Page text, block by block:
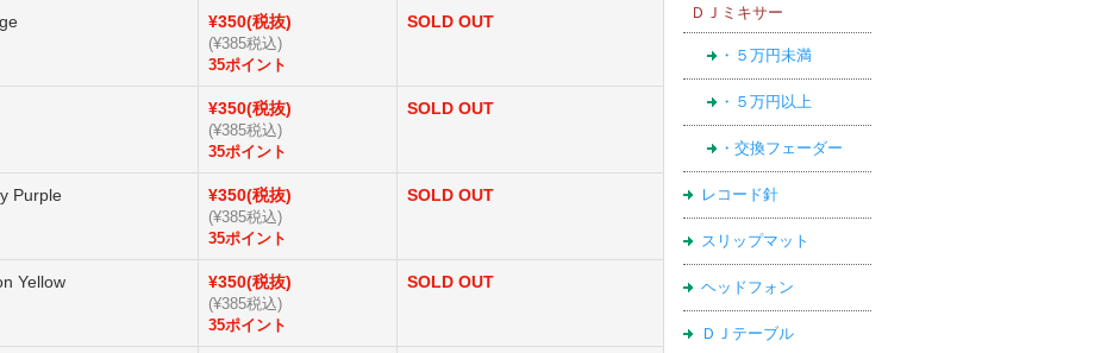
ＤＪミキサー
・５万円未満
・５万円以上
・交換フェーダー
レコード針
スリップマット
ヘッドフォン
ＤＪテーブル
¥350(税抜)
(¥385税込)
35ポイント
SOLD OUT
¥350(税抜)
(¥385税込)
35ポイント
SOLD OUT
Purple ¥350(税抜)
(¥385税込)
35ポイント
SOLD OUT
Yellow ¥350(税抜)
(¥385税込)
35ポイント
SOLD OUT